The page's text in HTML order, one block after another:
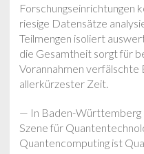
Forschungseinrichtungen
riesige Datensätze
Teilmengen isoliert
die Gesamtheit sorgt für
Vorannahmen verfälschte
allerkürzester Zeit.
— In Baden-Württemberg
Szene für
Quantencomputing ist